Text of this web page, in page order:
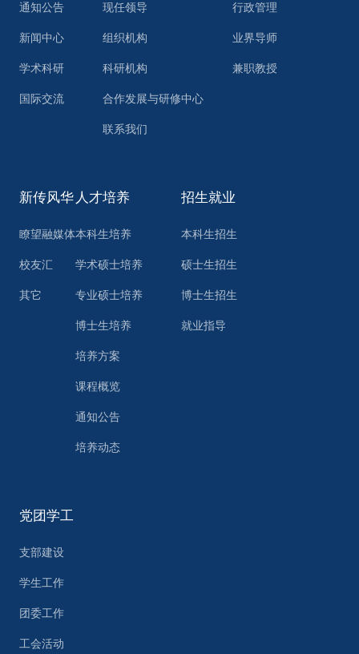
通知公告
新闻中心
学术科研
国际交流
现任领导
组织机构
科研机构
合作发展与研修中心
联系我们
行政管理
业界导师
兼职教授
新传风华
瞭望融媒体
校友汇
其它
人才培养
本科生培养
学术硕士培养
专业硕士培养
博士生培养
培养方案
课程概览
通知公告
培养动态
招生就业
本科生招生
硕士生招生
博士生招生
就业指导
党团学工
支部建设
学生工作
团委工作
工会活动